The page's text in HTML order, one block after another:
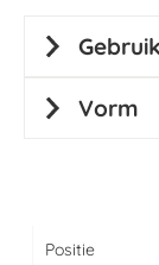
Gebruik
Vorm